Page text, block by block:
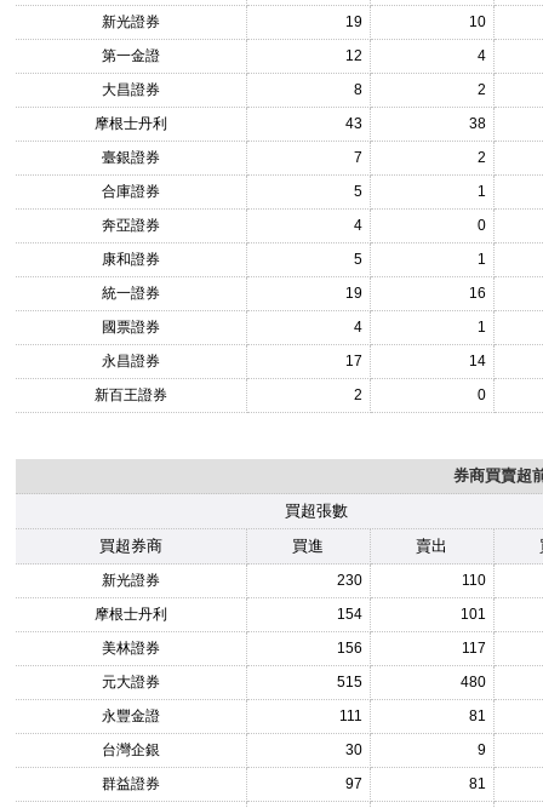
新光證券
19
10
第一金證
12
4
大昌證券
8
2
摩根士丹利
43
38
臺銀證券
7
2
合庫證券
5
1
奔亞證券
4
0
康和證券
5
1
統一證券
19
16
國票證券
4
1
永昌證券
17
14
新百王證券
2 0
券商買賣超
買超張數
買超券商
買進 賣出
新光證券 230
110
摩根士丹利
154
101
美林證券
156
117
元大證券
515
480
永豐金證
111
81
台灣企銀
30
9
群益證券
97
81